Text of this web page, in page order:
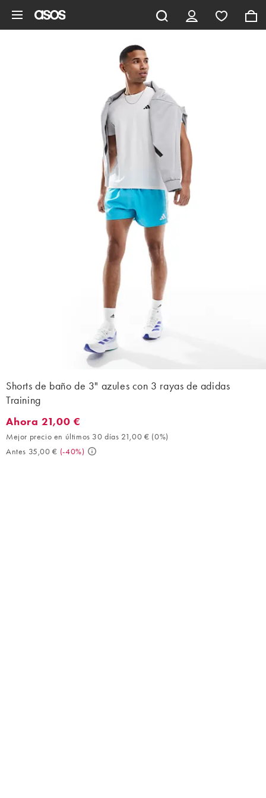
Shorts de baño de 3" azules con 3 rayas de adidas
Training
Ahora 21,00 €. Mejor precio en últimos 30 días 21,00 € (0%).
Ahora 21,00 €
Mejor precio en últimos 30 días 21,00 € (0%)
Antes 35,00 € (-40%)